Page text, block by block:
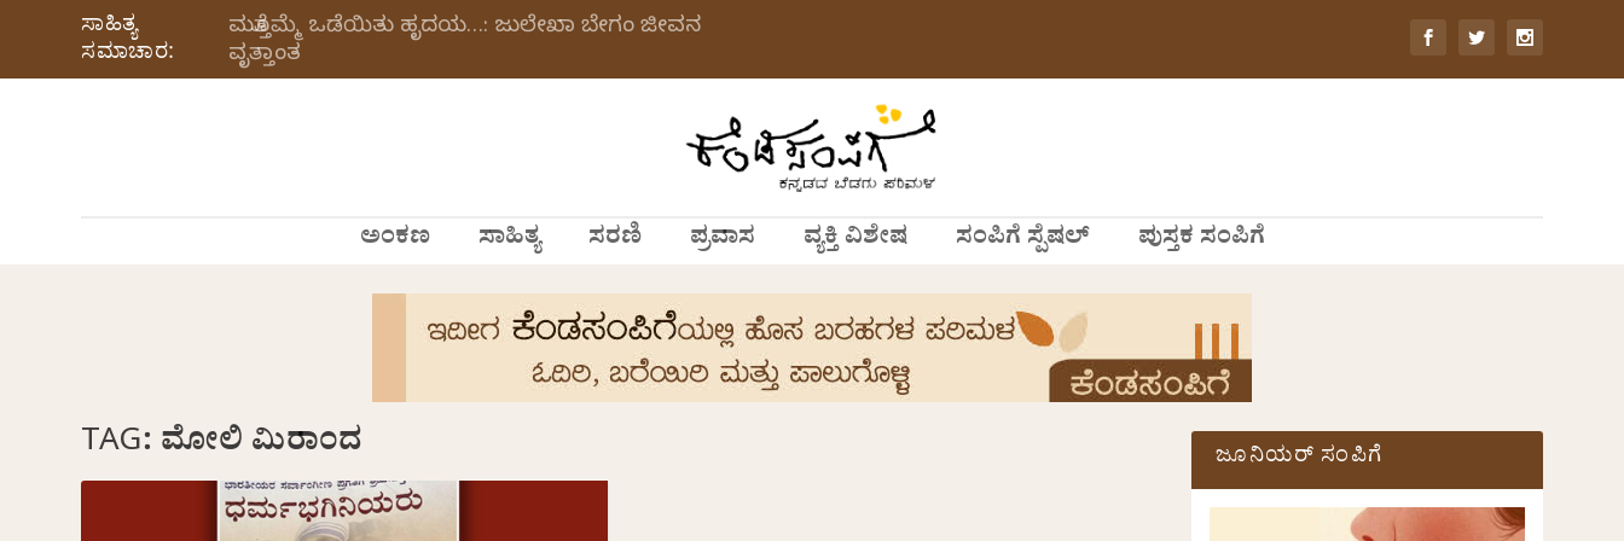
ಸಾಹಿತ್ಯ
ಸಮಾಚಾರ:
ಮತ್ತೊಮ್ಮೆ ಒಡೆಯಿತು ಹೃದಯ…: ಜುಲೇಖಾ ಬೇಗಂ ಜೀವನ
ವೃತ್ತಾಂತ
ಅಂಕಣ ಸಾಹಿತ್ಯ ಸರಣಿ ಪ್ರವಾಸ ವ್ಯಕ್ತಿ ವಿಶೇಷ ಸಂಪಿಗೆ ಸ್ಪೆಷಲ್ ಪುಸ್ತಕ ಸಂಪಿಗೆ
TAG: ಮೋಲಿ ಮಿರಾಂದ ಜೂನಿಯರ್ ಸಂಪಿಗೆ